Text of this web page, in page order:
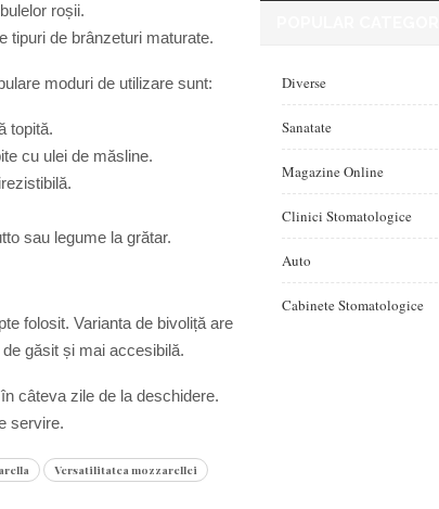
roșii.
tipuri de brânzeturi maturate.
moduri de utilizare sunt:
topită.
cu ulei de măsline.
sau legume la grătar.
folosit. Varianta de bivoliță are
găsit și mai accesibilă.
câteva zile de la deschidere.
servire.
Versatilitatea mozzarellei
Diverse
Sanatate
Magazine Online
Clinici Stomatologice
Auto
Cabinete Stomatologice